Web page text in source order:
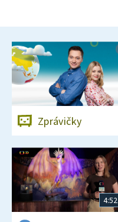
Zprávičky
4:52